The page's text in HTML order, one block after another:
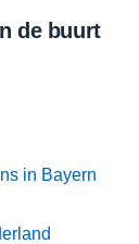
de buurt
in Bayern